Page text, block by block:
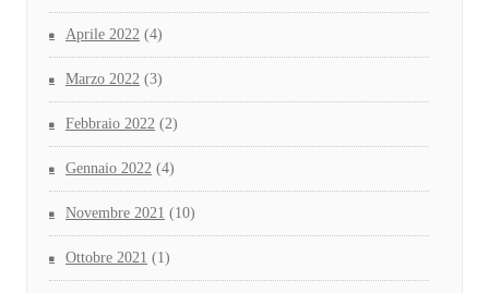
Aprile 2022 (4)
Marzo 2022 (3)
Febbraio 2022 (2)
Gennaio 2022 (4)
Novembre 2021 (10)
Ottobre 2021 (1)